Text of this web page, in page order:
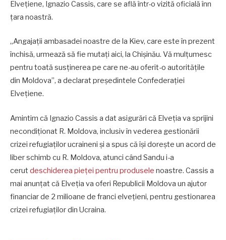
Elvețiene, Ignazio Cassis, care se află într-o vizită oficială înn
țara noastră.
„Angajații ambasadei noastre de la Kiev, care este în prezent
închisă, urmează să fie mutați aici, la Chișinău. Vă mulțumesc
pentru toată susținerea pe care ne-au oferit-o autoritățile
din Moldova”, a declarat președintele Confederației
Elvețiene.
Amintim că Ignazio Cassis a dat asigurări că Elveția va sprijini
necondiționat R. Moldova, inclusiv în vederea gestionării
crizei refugiaților ucraineni și a spus că își dorește un acord de
liber schimb cu R. Moldova, atunci când Sandu i-a
cerut deschiderea pieței pentru produsele noastre. Cassis a
mai anunțat că Elveția va oferi Republicii Moldova un ajutor
financiar de 2 milioane de franci elvețieni, pentru gestionarea
crizei refugiaților din Ucraina.